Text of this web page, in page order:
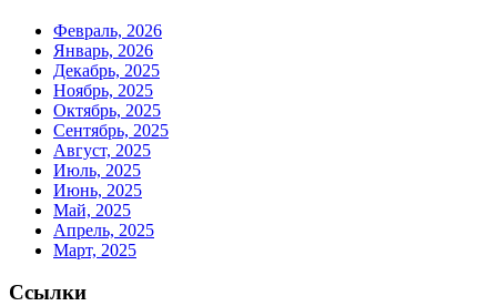
Февраль, 2026
Январь, 2026
Декабрь, 2025
Ноябрь, 2025
Октябрь, 2025
Сентябрь, 2025
Август, 2025
Июль, 2025
Июнь, 2025
Май, 2025
Апрель, 2025
Март, 2025
Ссылки